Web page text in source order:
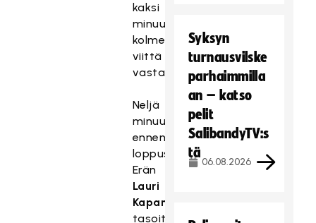
kaksi
minuuttia
kolmella
viittä
vastaan.
Neljä
minuuttia
ennen
loppusummeria
Erän
Lauri
Kapanen
tasoitti
Syksyn
turnausvilske
parhaimmilla
an – katso
pelit
SalibandyTV:s
tä
06.08.2026